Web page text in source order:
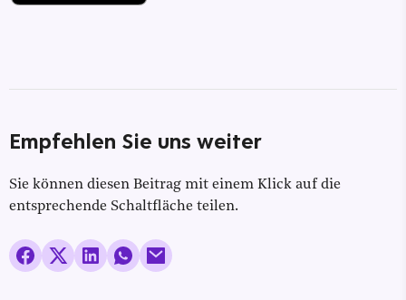
Empfehlen Sie uns weiter
Sie können diesen Beitrag mit einem Klick auf die
entsprechende Schaltfläche teilen.